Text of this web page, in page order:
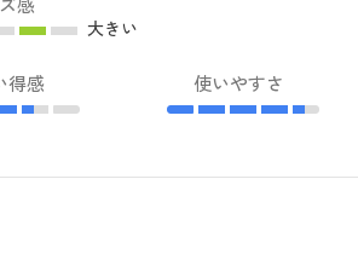
大きい
得感 使いやすさ